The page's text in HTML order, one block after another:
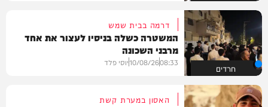
חרדים
דרמה בבית שמש
המשטרה כשלה בניסיו לעצור את אחד
מרבני השכונה
08:33
10/08/26יוסי פלד
האסון במערת קשת